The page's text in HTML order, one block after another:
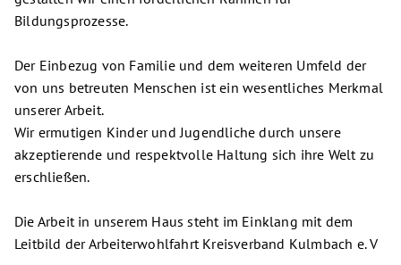
Bildungsprozesse.
Der Einbezug von Familie und dem weiteren Umfeld der
von uns betreuten Menschen ist ein wesentliches Merkmal
unserer Arbeit.
Wir ermutigen Kinder und Jugendliche durch unsere
akzeptierende und respektvolle Haltung sich ihre Welt zu
erschließen.
Die Arbeit in unserem Haus steht im Einklang mit dem
Leitbild der Arbeiterwohlfahrt Kreisverband Kulmbach e. V